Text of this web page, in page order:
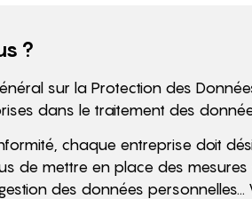
?
sur la Protection des
dans le traitement des
chaque entreprise doit
de mettre en place des
des données